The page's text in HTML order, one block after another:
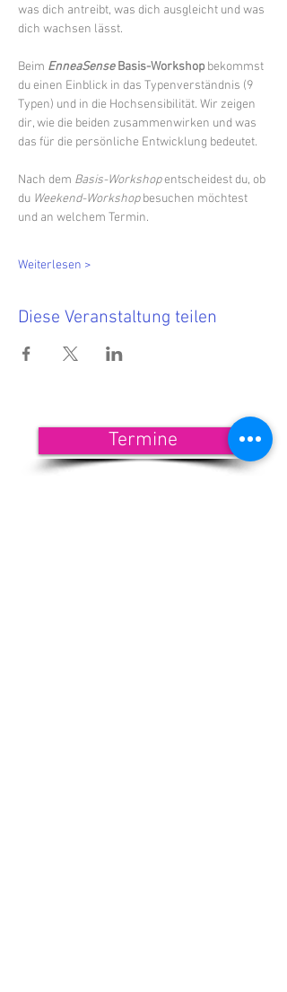
was dich antreibt, was dich ausgleicht und was
dich wachsen lässt.
Beim EnneaSense Basis-Workshop bekommst
du einen Einblick in das Typenverständnis (9
Typen) und in die Hochsensibilität. Wir zeigen
dir, wie die beiden zusammenwirken und was
das für die persönliche Entwicklung bedeutet.
Nach dem Basis-Workshop entscheidest du, ob
du Weekend-Workshop besuchen möchtest
und an welchem Termin.
Weiterlesen >
Diese Veranstaltung teilen
Termine